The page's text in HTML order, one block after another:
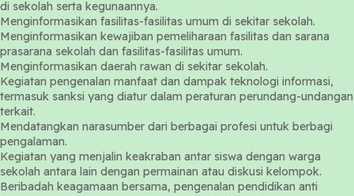
di sekolah serta kegunaannya.
Menginformasikan fasilitas-fasilitas umum di sekitar sekolah.
Menginformasikan kewajiban pemeliharaan fasilitas dan sarana
prasarana sekolah dan fasilitas-fasilitas umum.
Menginformasikan daerah rawan di sekitar sekolah.
Kegiatan pengenalan manfaat dan dampak teknologi informasi,
termasuk sanksi yang diatur dalam peraturan perundang-undangan
terkait.
Mendatangkan narasumber dari berbagai profesi untuk berbagi
pengalaman.
Kegiatan yang menjalin keakraban antar siswa dengan warga
sekolah antara lain dengan permainan atau diskusi kelompok.
Beribadah keagamaan bersama, pengenalan pendidikan anti